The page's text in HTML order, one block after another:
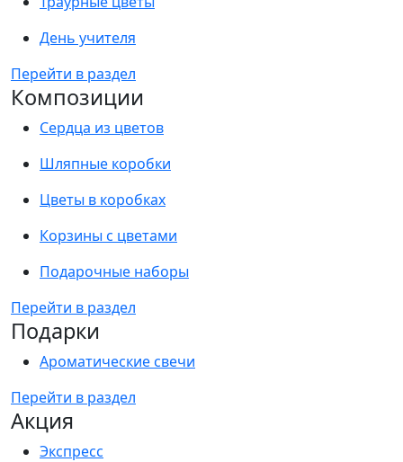
День учителя
Перейти в раздел
Композиции
Сердца из цветов
Шляпные коробки
Цветы в коробках
Корзины с цветами
Подарочные наборы
Перейти в раздел
Подарки
Ароматические свечи
Перейти в раздел
Акция
Экспресс